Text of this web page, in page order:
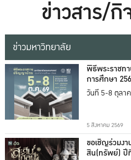
ข่าวสาร/
ข่าวมหาวิทยาลัย
พิธีพระราชท
การศึกษา
วันที่ 5-8 ตุลา
5 สิงหาคม 2569
ขอเชิญร่วมง
สิน(ทรัพย์) ปี